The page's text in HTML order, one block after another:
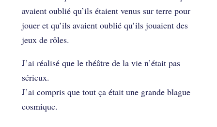
avaient oublié qu’ils étaient venus sur terre pour
jouer et qu’ils avaient oublié qu’ils jouaient des
jeux de rôles.
J’ai réalisé que le théâtre de la vie n’était pas
sérieux.
J’ai compris que tout ça était une grande blague
cosmique.